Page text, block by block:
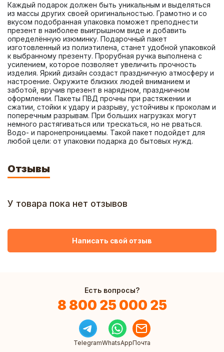
Каждый подарок должен быть уникальным и выделяться
из массы других своей оригинальностью. Грамотно и со
вкусом подобранная упаковка поможет преподнести
презент в наиболее выигрышном виде и добавить
определённую изюминку. Подарочный пакет
изготовленный из полиэтилена, станет удобной упаковкой
к выбранному презенту. Прорубная ручка выполнена с
усилением, которое позволяет увеличить прочность
изделия. Яркий дизайн создаст праздничную атмосферу и
настроение. Окружите близких людей вниманием и
заботой, вручив презент в нарядном, праздничном
оформлении. Пакеты ПВД прочны при растяжении и
сжатии, стойки к удару и разрыву, устойчивы к проколам и
поперечным разрывам. При больших нагрузках могут
немного растягиваться или трескаться, но не рваться.
Водо- и паронепроницаемы. Такой пакет подойдет для
любой цели: от упаковки подарка до бытовых нужд.
Отзывы
У товара пока нет отзывов
Написать свой отзыв
Есть вопросы?
8 800 25 000 25
TelegramWhatsAppПочта